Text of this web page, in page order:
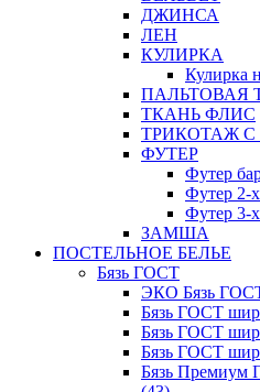
ДЖИНСА
ЛЕН
КУЛИРКА
Кулирка
ПАЛЬТОВАЯ
ТКАНЬ ФЛИС
ТРИКОТАЖ
ФУТЕР
Футер
Футер 2-
Футер 3-
ЗАМША
ПОСТЕЛЬНОЕ БЕЛЬЕ
Бязь ГОСТ
ЭКО Бязь
Бязь ГОСТ
Бязь ГОСТ
Бязь ГОСТ
Бязь Премиум